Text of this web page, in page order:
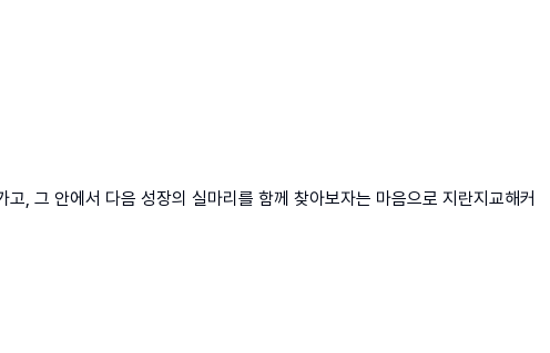
, 그 안에서 다음 성장의 실마리를 함께 찾아보자는 마음으로 지란지교해커